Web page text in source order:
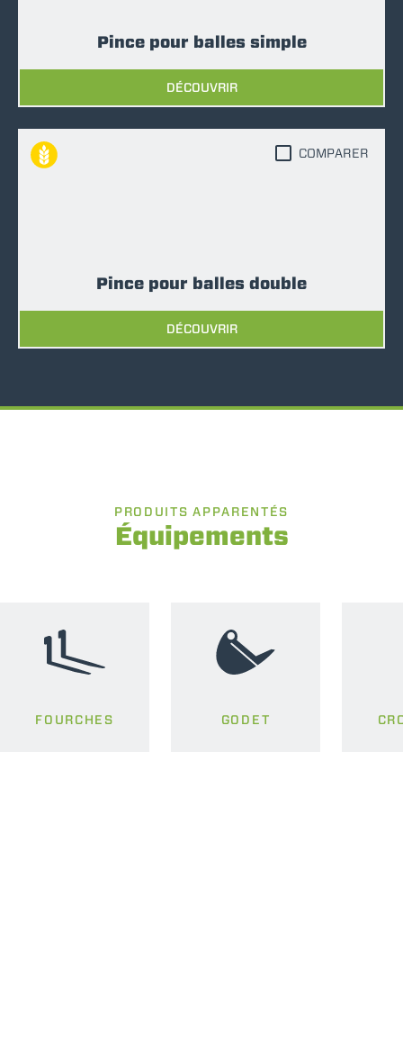
Pince pour balles simple
DÉCOUVRIR
Pince pour balles double
DÉCOUVRIR
COMPARER
PRODUITS APPARENTÉS
Équipements
FOURCHES GODET